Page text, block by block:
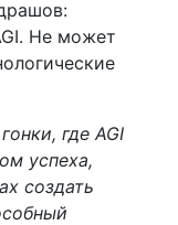
где AGI
успеха,
создать